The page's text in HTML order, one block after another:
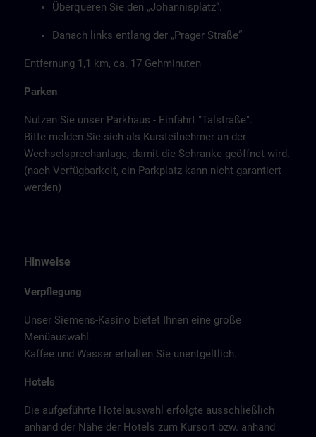
Überqueren Sie den „Johannisplatz“.
Danach links entlang der „Prager Straße“
Entfernung 1,1 km, ca. 17 Gehminuten
Parken
Nutzen Sie unser Parkhaus - Einfahrt "Talstraße".
Bitte melden Sie sich als Kursteilnehmer an der
Wechselsprechanlage, damit die Schranke geöffnet wird.
(nach Verfügbarkeit, ein Parkplatz kann nicht garantiert
werden)
Hinweise
Verpflegung
Unser Siemens-Kasino bietet Ihnen eine große
Menüauswahl.
Kaffee und Wasser erhalten Sie unentgeltlich.
Hotels
Die aufgeführte Hotelauswahl erfolgte ausschließlich
anhand der Nähe der Hotels zum Kursort bzw. anhand